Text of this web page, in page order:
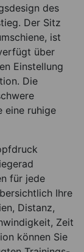
des
Der Sitz
ist
über
Einstellung
Die
eine ruhige
für jede
Ihre
Distanz,
Zeit
können Sie